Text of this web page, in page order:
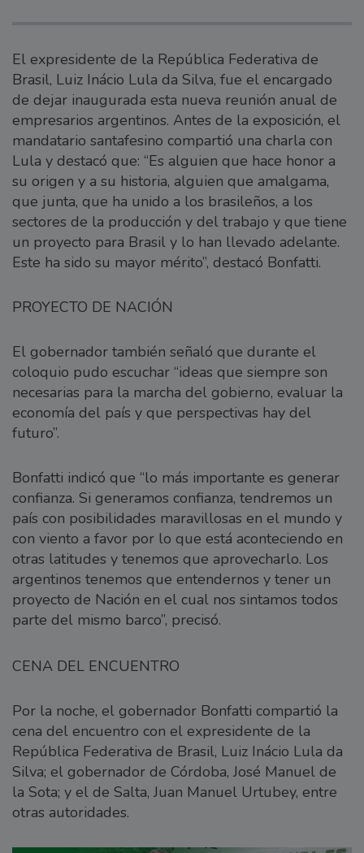
El expresidente de la República Federativa de
Brasil, Luiz Inácio Lula da Silva, fue el encargado
de dejar inaugurada esta nueva reunión anual de
empresarios argentinos. Antes de la exposición, el
mandatario santafesino compartió una charla con
Lula y destacó que: “Es alguien que hace honor a
su origen y a su historia, alguien que amalgama,
que junta, que ha unido a los brasileños, a los
sectores de la producción y del trabajo y que tiene
un proyecto para Brasil y lo han llevado adelante.
Este ha sido su mayor mérito”, destacó Bonfatti.
PROYECTO DE NACIÓN
El gobernador también señaló que durante el
coloquio pudo escuchar “ideas que siempre son
necesarias para la marcha del gobierno, evaluar la
economía del país y que perspectivas hay del
futuro”.
Bonfatti indicó que “lo más importante es generar
confianza. Si generamos confianza, tendremos un
país con posibilidades maravillosas en el mundo y
con viento a favor por lo que está aconteciendo en
otras latitudes y tenemos que aprovecharlo. Los
argentinos tenemos que entendernos y tener un
proyecto de Nación en el cual nos sintamos todos
parte del mismo barco”, precisó.
CENA DEL ENCUENTRO
Por la noche, el gobernador Bonfatti compartió la
cena del encuentro con el expresidente de la
República Federativa de Brasil, Luiz Inácio Lula da
Silva; el gobernador de Córdoba, José Manuel de
la Sota; y el de Salta, Juan Manuel Urtubey, entre
otras autoridades.